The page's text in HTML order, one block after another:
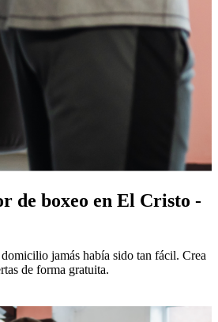
de boxeo en El Cristo -
jamás había sido tan fácil. Crea
de forma gratuita.